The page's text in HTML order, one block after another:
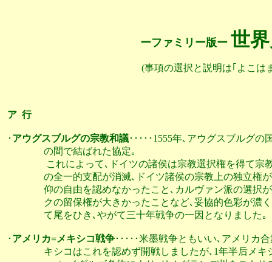
ーファミリー版ー 世
(事項の選択と説明は｢よこは
ア  行
･ アウグスブルグの宗教和議･････1555年､アウグスブルグ
                の間で結ばれた協定｡
これによって､ドイツの諸侯は宗教選択権を得
の全一的支配が消滅､ドイツ諸侯の宗教上の独立
仰の自由を認めなかったこと､カルヴァン派の選
クの留保権が大きかったことなど､妥協的色彩が
て尾をひき､やがて三十年戦争の一因とな
･ アメリカ=メキシコ戦争･････米墨戦争ともいい､アメリカ
キシコはこれを認めず開戦しましたが､1年半后